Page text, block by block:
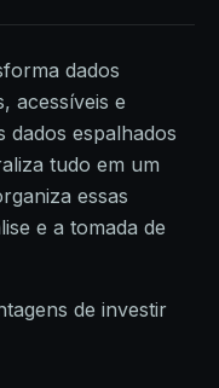
dados
acessíveis e
dados espalhados
tudo em um
essas
e a tomada de
de investir